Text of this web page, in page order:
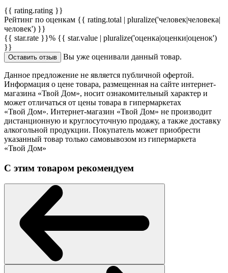
{{ rating.rating }}
Рейтинг по оценкам {{ rating.total | pluralize('человек|человека|
человек') }}
{{ star.rate }}% {{ star.value | pluralize('оценка|оценки|оценок')
}}
Оставить отзыв Вы уже оценивали данный товар.
Данное предложение не является публичной офертой.
Информация о цене товара, размещенная на сайте интернет-
магазина «Твой Дом», носит ознакомительный характер и
может отличаться от цены товара в гипермаркетах
«Твой Дом». Интернет-магазин «Твой Дом» не производит
дистанционную и круглосуточную продажу, а также доставку
алкогольной продукции. Покупатель может приобрести
указанный товар только самовывозом из гипермаркета
«Твой Дом»
С этим товаром рекомендуем